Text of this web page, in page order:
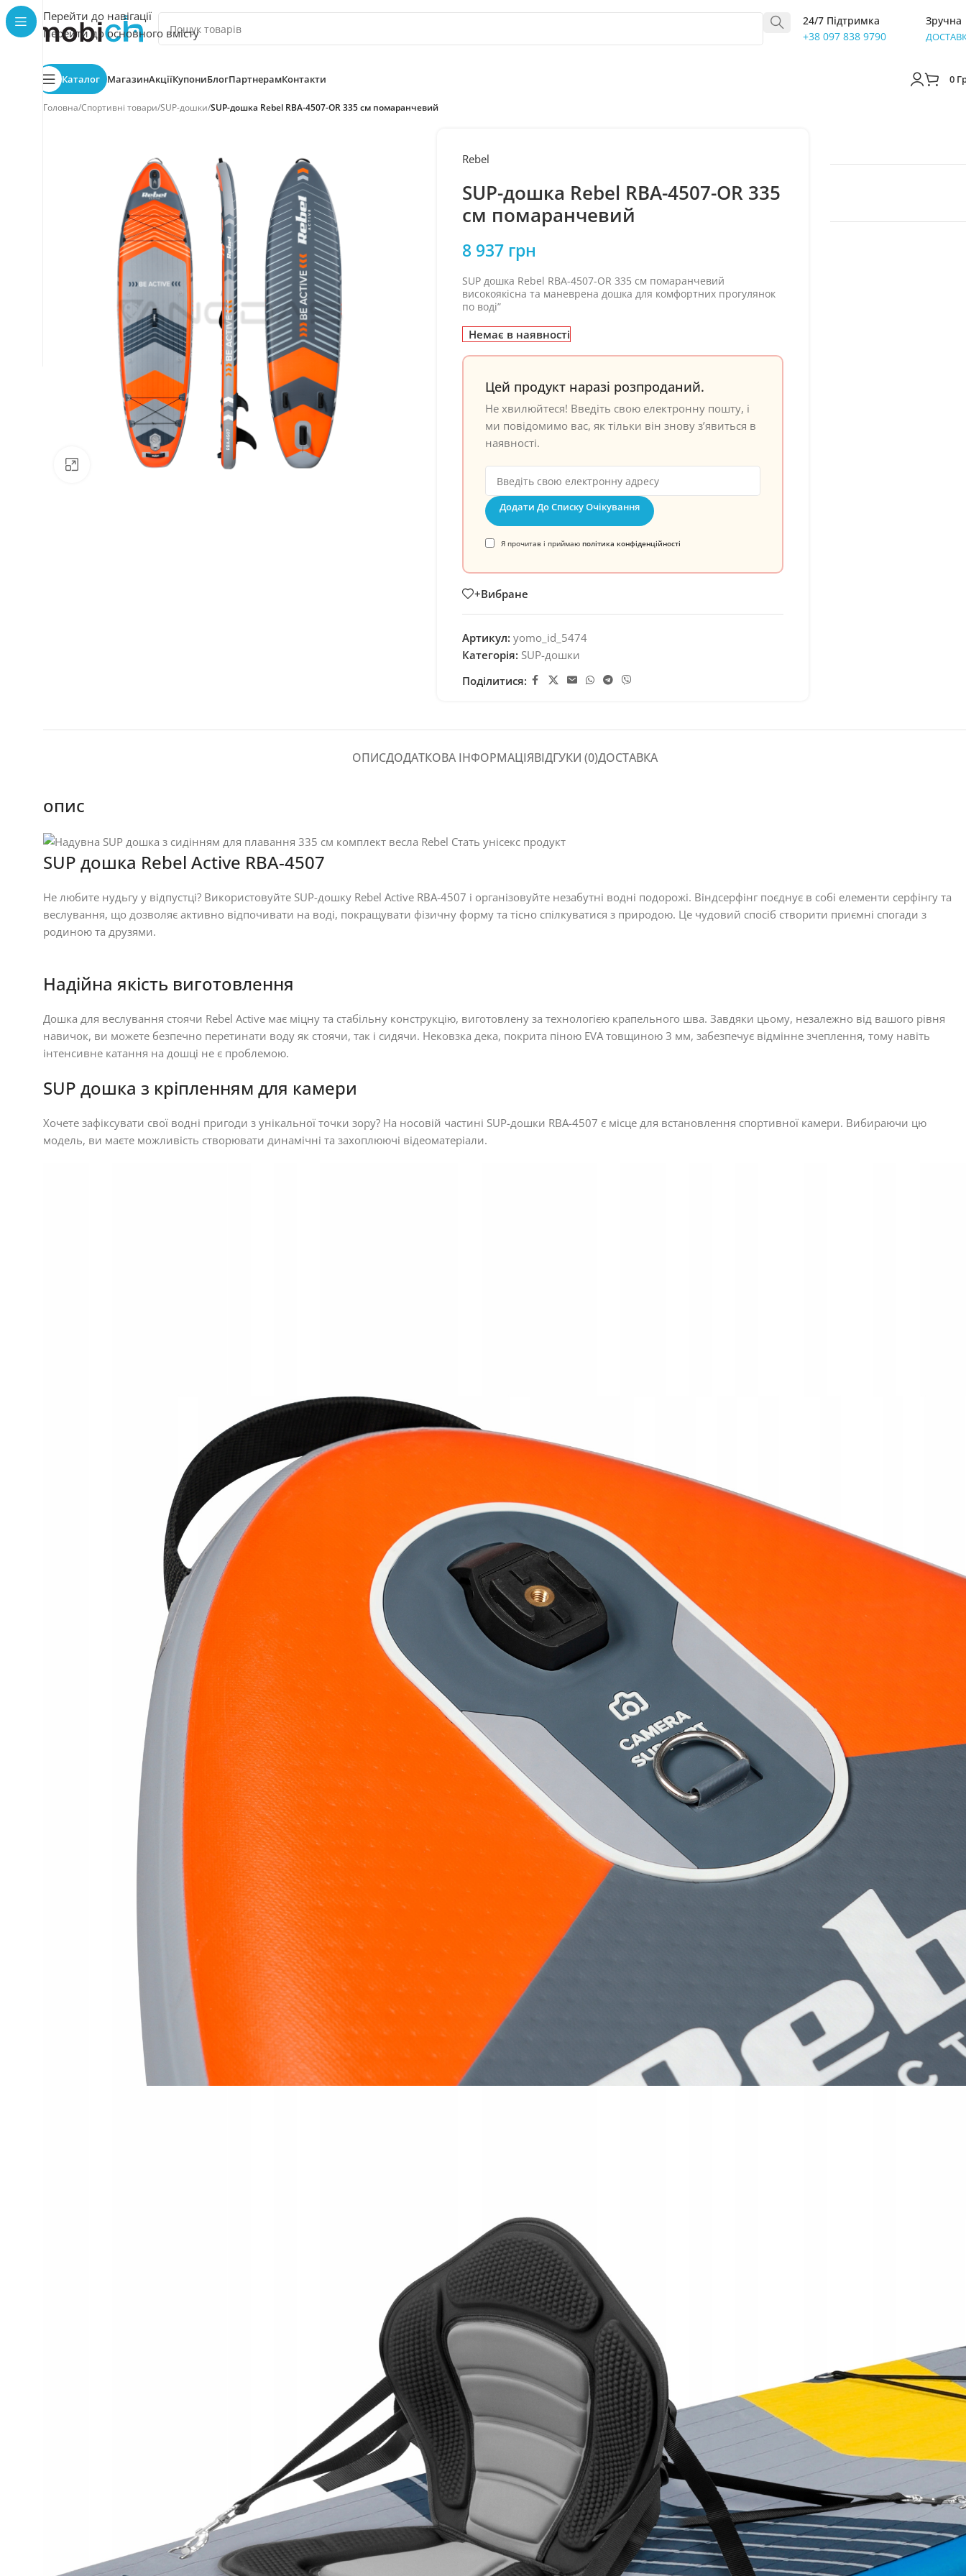
Перейти до навігації
Перейти до основного вмісту
24/7 Підтримка
+38 097 838 9790
Зручна
Каталог МагазинАкціїКупониБлогПартнерамКонтакти 0
Головна/Спортивні товари/SUP-дошки/SUP-дошка Rebel RBA-4507-OR 335 см помаранчевий
Натисніть, щоб збільшити
Rebel
SUP-дошка Rebel RBA-4507-OR 335
см помаранчевий
8 937 грн
SUP дошка Rebel RBA-4507-OR 335 см помаранчевий
високоякісна та маневрена дошка для комфортних прогулянок
по воді”
Немає в наявності
Цей продукт наразі розпроданий.
Не хвилюйтеся! Введіть свою електронну пошту, і
ми повідомимо вас, як тільки він знову з’явиться в
наявності.
Додати До Списку Очікування
Я прочитав і приймаю політика конфіденційності
+Вибране
Артикул: yomo_id_5474
Категорія: SUP-дошки
Поділитися:
ОПИСДОДАТКОВА ІНФОРМАЦІЯВІДГУКИ (0)ДОСТАВКА
опис
SUP дошка Rebel Active RBA-4507
Не любите нудьгу у відпустці? Використовуйте SUP-дошку Rebel Active RBA-4507 і організовуйте незабутні водні подорожі. Віндсерфінг поєднує в собі елементи серфінгу та
веслування, що дозволяє активно відпочивати на воді, покращувати фізичну форму та тісно спілкуватися з природою. Це чудовий спосіб створити приємні спогади з
родиною та друзями.
Надійна якість виготовлення
Дошка для веслування стоячи Rebel Active має міцну та стабільну конструкцію, виготовлену за технологією крапельного шва. Завдяки цьому, незалежно від вашого рівня
навичок, ви можете безпечно перетинати воду як стоячи, так і сидячи. Нековзка дека, покрита піною EVA товщиною 3 мм, забезпечує відмінне зчеплення, тому навіть
інтенсивне катання на дошці не є проблемою.
SUP дошка з кріпленням для камери
Хочете зафіксувати свої водні пригоди з унікальної точки зору? На носовій частині SUP-дошки RBA-4507 є місце для встановлення спортивної камери. Вибираючи цю
модель, ви маєте можливість створювати динамічні та захоплюючі відеоматеріали.